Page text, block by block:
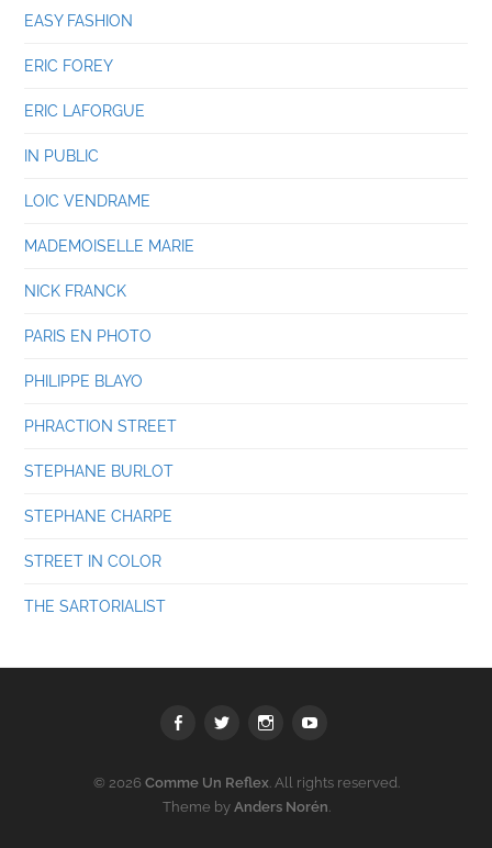
EASY FASHION
ERIC FOREY
ERIC LAFORGUE
IN PUBLIC
LOIC VENDRAME
MADEMOISELLE MARIE
NICK FRANCK
PARIS EN PHOTO
PHILIPPE BLAYO
PHRACTION STREET
STEPHANE BURLOT
STEPHANE CHARPE
STREET IN COLOR
THE SARTORIALIST
FacebookTwitter Instagramyoutube
© 2026 Comme Un Reflex. All rights reserved.
Theme by Anders Norén